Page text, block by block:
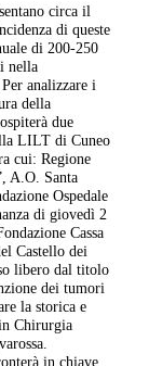
circa il
di queste
di 200-250
nella
analizzare i
della
due
LILT di Cuneo
cui: Regione
A.O. Santa
Ospedale
di giovedì 2
Cassa
Castello dei
libero dal titolo
dei tumori
la storica e
Chirurgia
in chiave